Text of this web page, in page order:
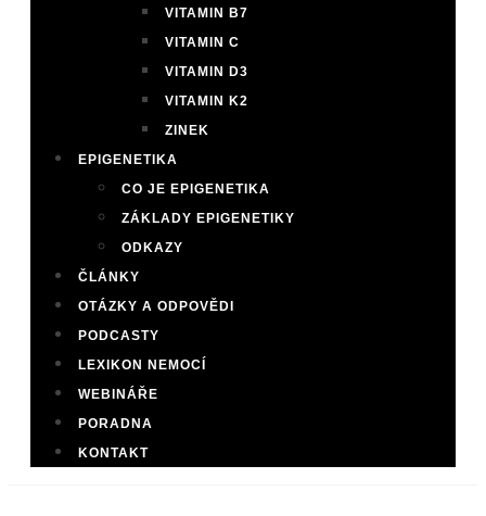
VITAMIN B7
VITAMIN C
VITAMIN D3
VITAMIN K2
ZINEK
EPIGENETIKA
CO JE EPIGENETIKA
ZÁKLADY EPIGENETIKY
ODKAZY
ČLÁNKY
OTÁZKY A ODPOVĚDI
PODCASTY
LEXIKON NEMOCÍ
WEBINÁŘE
PORADNA
KONTAKT